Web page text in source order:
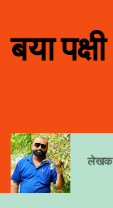
बया